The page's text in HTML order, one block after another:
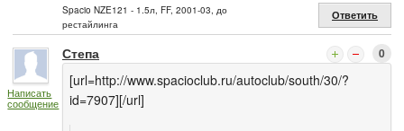
Spacio NZE121 - 1.5л, FF, 2001-03, до
рестайлинга
Ответить
Написать
сообщение
Степа 0
[url=http://www.spacioclub.ru/autoclub/south/30/?
id=7907][/url]